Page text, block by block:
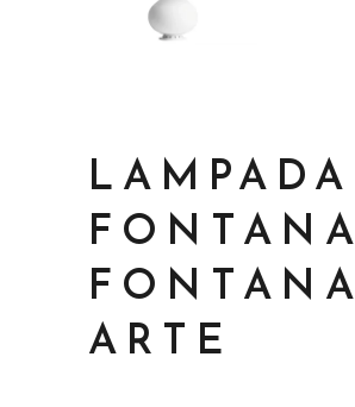
LAMPADA
FONTANA
FONTANA
ARTE